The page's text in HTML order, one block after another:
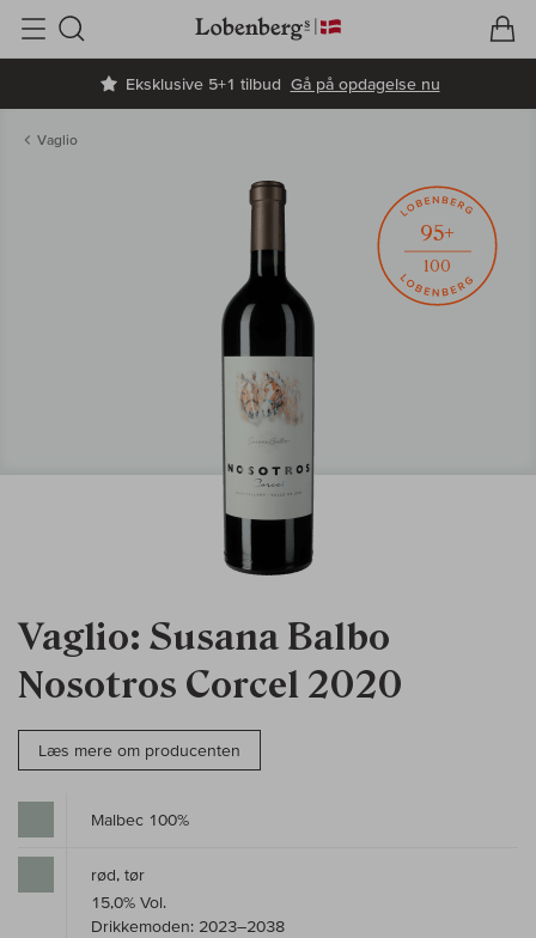
Eksklusive 5+1 tilbud Gå på opdagelse nu
Søg
Vaglio
Vaglio: Susana Balbo
Nosotros Corcel 2020
Læs mere om producenten
95+
100
Malbec 100%
rød, tør
15,0% Vol.
Drikkemoden: 2023–2038